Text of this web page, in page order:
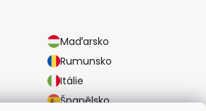
Maďarsko
Rumunsko
Itálie
Španělsko